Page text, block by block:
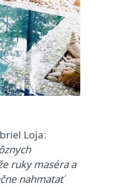
Loja:
ruky maséra a
nahmatať